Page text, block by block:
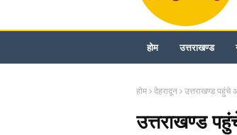
होम उत्तराखण्ड
होम देहरादून उत्तराखण्ड पहुंचे
उत्तराखण्ड